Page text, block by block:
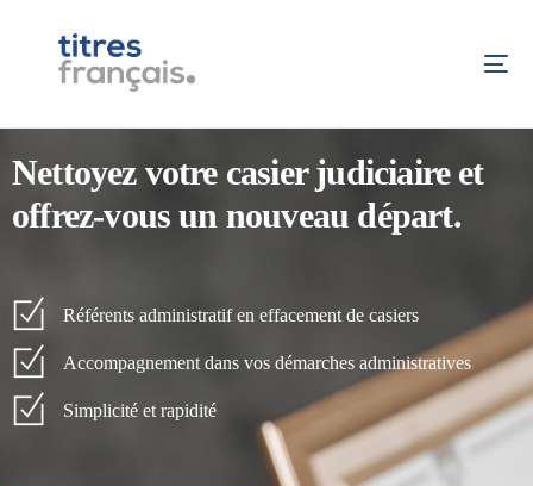
Nettoyez votre casier judiciaire et
offrez-vous un nouveau départ.
Référents administratif en effacement de casiers
Accompagnement dans vos démarches administratives
Simplicité et rapidité